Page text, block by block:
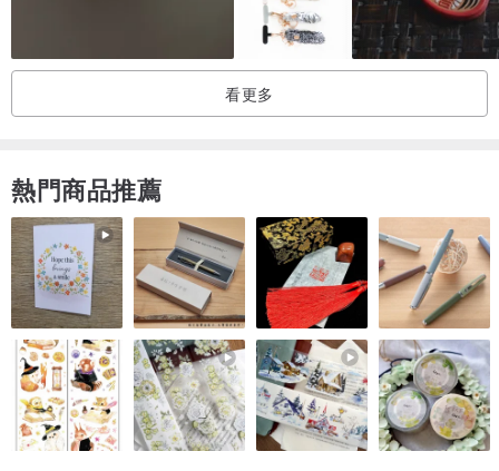
看更多
熱門商品推薦